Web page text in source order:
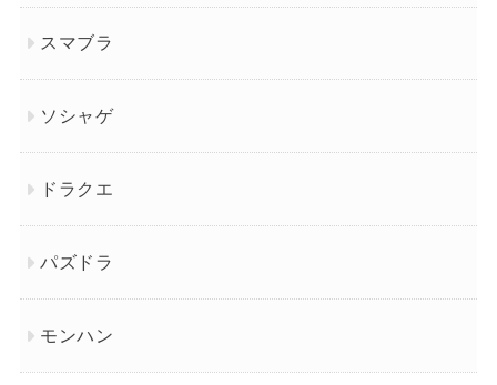
スマブラ
ソシャゲ
ドラクエ
パズドラ
モンハン